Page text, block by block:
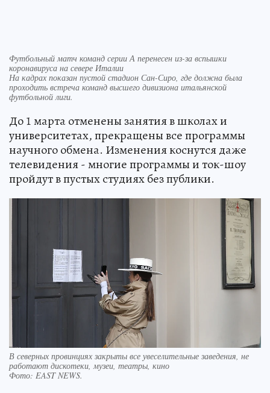
Футбольный матч команд серии А перенесен из-за вспышки
коронавируса на севере Италии
На кадрах показан пустой стадион Сан-Сиро, где должна была
проходить встреча команд высшего дивизиона итальянской
футбольной лиги.
До 1 марта отменены занятия в школах и
университетах, прекращены все программы
научного обмена. Изменения коснутся даже
телевидения - многие программы и ток-шоу
пройдут в пустых студиях без публики.
В северных провинциях закрыты все увеселительные заведения, не
работают дискотеки, музеи, театры, кино
Фото: EAST NEWS.